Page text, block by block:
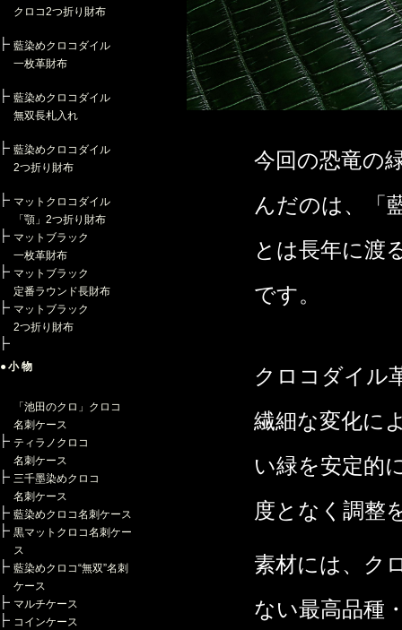
クロコ2つ折り財布
藍染めクロコダイル
一枚革財布
藍染めクロコダイル
無双長札入れ
藍染めクロコダイル
2つ折り財布
マットクロコダイル
「顎」2つ折り財布
マットブラック
一枚革財布
マットブラック
定番ラウンド長財布
マットブラック
2つ折り財布
●小物
「池田のクロ」クロコ
名刺ケース
ティラノクロコ
名刺ケース
三千墨染めクロコ
名刺ケース
藍染めクロコ名刺ケース
黒マットクロコ名刺ケー
ス
藍染めクロコ“無双”名刺
ケース
マルチケース
コインケース
今回の恐竜の
んだのは、「
とは長年に渡
です。
クロコダイル
繊細な変化に
い緑を安定的
度となく調整
素材には、ク
ない最高品種